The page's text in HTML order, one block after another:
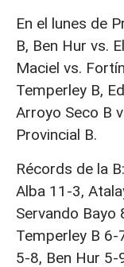
En el lunes de
B, Ben Hur vs.
Maciel vs.
Temperley B,
Arroyo Seco B
Provincial B.
Récords de la
Alba 11-3,
Servando Bayo
Temperley B
5-8, Ben Hur 5-